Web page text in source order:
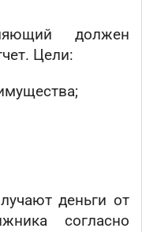
должен
Цели:
деньги от
согласно